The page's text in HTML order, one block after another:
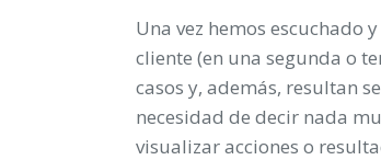
Una vez hemos escuchado
cliente (en una segunda o
casos y, además, resultan
necesidad de decir nada
visualizar acciones o